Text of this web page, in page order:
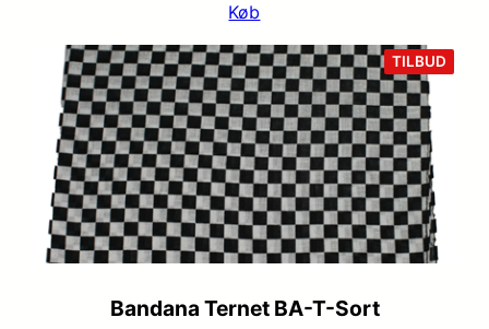
Køb
TILBUD
PÅ
Bandana Ternet BA-T-Sort